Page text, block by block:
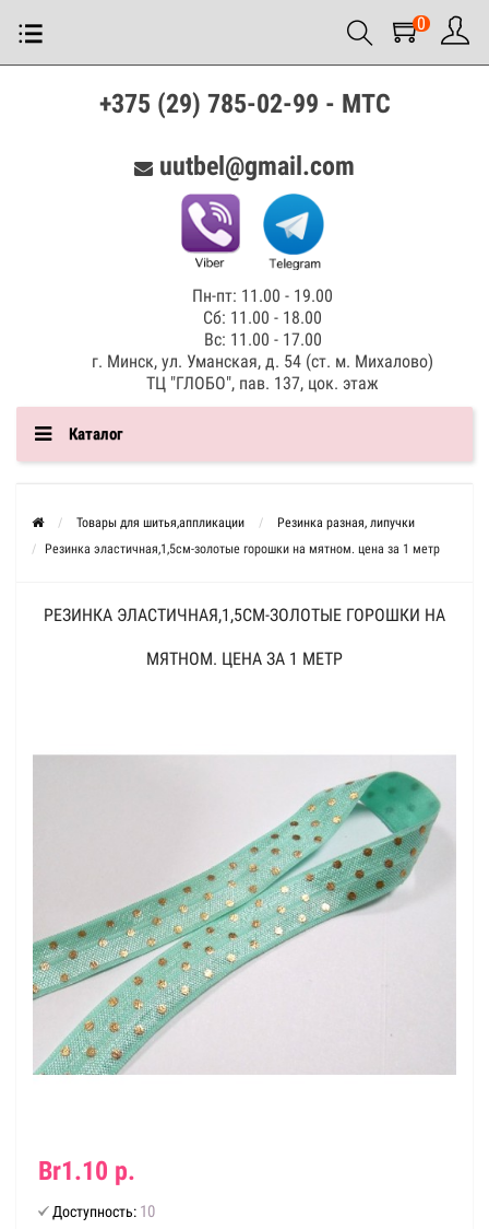
0
+375 (29) 785-02-99 - МТС
uutbel@gmail.com
Пн-пт: 11.00 - 19.00
Сб: 11.00 - 18.00
Вс: 11.00 - 17.00
г. Минск, ул. Уманская, д. 54 (ст. м. Михалово)
ТЦ "ГЛОБО", пав. 137, цок. этаж
Каталог
Товары для шитья,аппликации
Резинка разная, липучки
Резинка эластичная,1,5см-золотые горошки на мятном. цена за 1 метр
РЕЗИНКА ЭЛАСТИЧНАЯ,1,5СМ-ЗОЛОТЫЕ ГОРОШКИ НА
МЯТНОМ. ЦЕНА ЗА 1 МЕТР
Br1.10 р.
Доступность: 10